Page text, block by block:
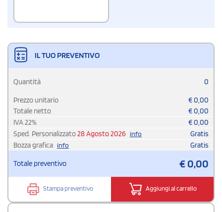
IL TUO PREVENTIVO
Quantità 0
Prezzo unitario €0,00
Totale netto
€0,00
IVA22% €0,00
Sped. Personalizzato28 Agosto 2026 info
Gratis
Bozza grafica info Gratis
Totale preventivo €0,00
Stampa preventivo Aggiungi al carrello